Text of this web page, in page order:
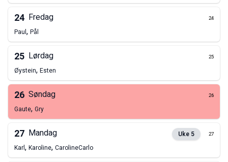
24 Fredag 24
Paul, Pål
25 Lørdag 25
Øystein, Esten
26 Søndag 26
Gaute, Gry
27 Mandag Uke 5 27
Karl, Karoline, CarolineCarlo